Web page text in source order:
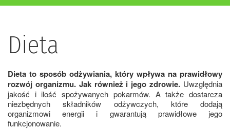
Dieta
Dieta to sposób odżywiania, który wpływa na prawidłowy
rozwój organizmu. Jak również i jego zdrowie. Uwzględnia
jakość i ilość spożywanych pokarmów. A także dostarcza
niezbędnych składników odżywczych, które dodają
organizmowi energii i gwarantują prawidłowe jego
funkcjonowanie.